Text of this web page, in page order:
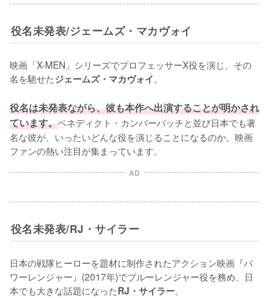
役名未発表/ジェームズ・マカヴォイ
映画「X-MEN」シリーズでプロフェッサーX役を演じ、その
名を馳せたジェームズ・マカヴォイ。
役名は未発表ながら、彼も本作へ出演することが明かされ
ています。ベネディクト・カンバーバッチと並び日本でも著
名な彼が、いったいどんな役を演じることになるのか。映画
ファンの熱い注目が集まっています。
AD
役名未発表/RJ・サイラー
日本の戦隊ヒーローを題材に制作されたアクション映画『パ
ワーレンジャー』(2017年)でブルーレンジャー役を務め、日
本でも大きな話題になったRJ・サイラー。